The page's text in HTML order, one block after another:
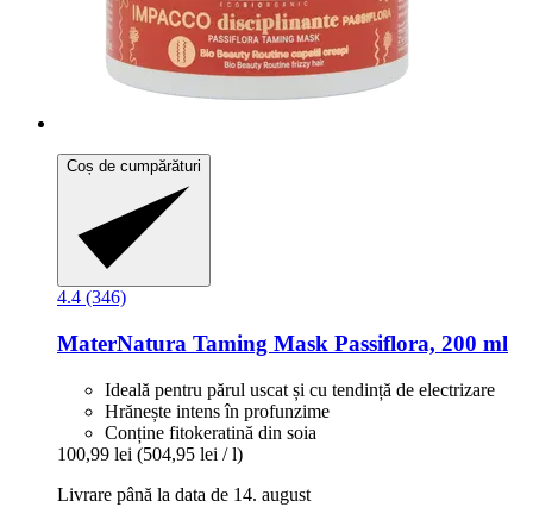
Coș de cumpărături
4.4 (346)
MaterNatura Taming Mask Passiflora, 200 ml
Ideală pentru părul uscat și cu tendință de electrizare
Hrănește intens în profunzime
Conține fitokeratină din soia
100,99 lei (504,95 lei / l)
Livrare până la data de 14. august